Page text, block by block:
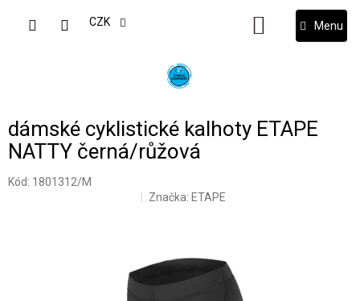
CZK
NÁKUPNÍ
KOŠÍK
dámské cyklistické kalhoty ETAPE
NATTY černá/růžová
Kód: 1801312/M
Značka: ETAPE